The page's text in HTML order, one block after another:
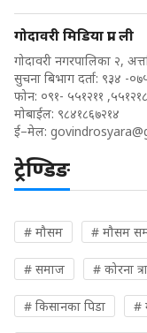
गोदावरी मिडिया प्रा. ली
गोदावरी नगरपालिका २,
सुचना बिभाग दर्ता: ९३४ -
फोन: ०९१- ५५१२११ ,५५१२१८
मोबाईल: ९८४१८६७२१४
ई–मेल:
ट्रेण्डिङ
# मौसम # मौसम
# समाज # कोरना
# किसानका पिडा #